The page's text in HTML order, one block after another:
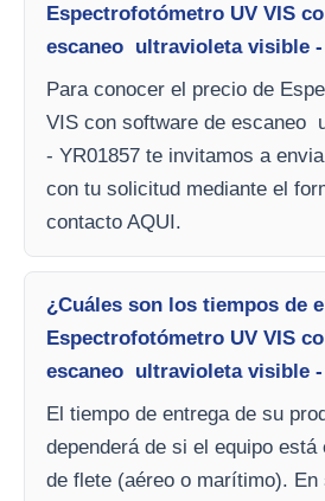
Espectrofotómetro UV VIS
escaneo ultravioleta visible -
Para conocer el precio de
VIS con software de escaneo
- YR01857 te invitamos a
con tu solicitud mediante el
contacto AQUI.
¿Cuáles son los tiempos de
Espectrofotómetro UV VIS
escaneo ultravioleta visible -
El tiempo de entrega de su
dependerá de si el equipo
de flete (aéreo o marítimo). En